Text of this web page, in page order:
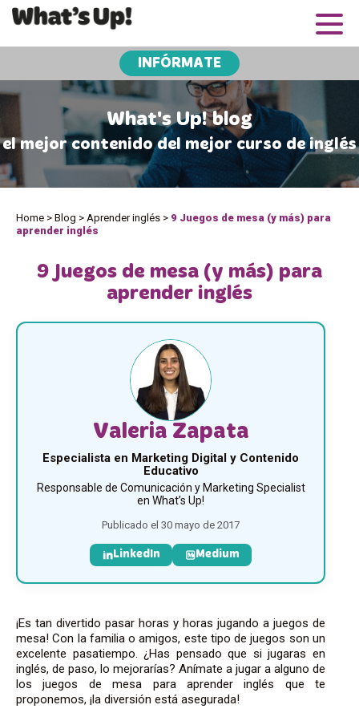
INFÓRMATE
What's Up! blog
el mejor contenido del mejor curso de inglés
Home > Blog > Aprender inglés > 9 Juegos de mesa (y más) para
aprender inglés
9 Juegos de mesa (y más) para
aprender inglés
Valeria Zapata
Especialista en Marketing Digital y Contenido
Educativo
Responsable de Comunicación y Marketing Specialist
en What’s Up!
Publicado el 30 mayo de 2017
LinkedIn Medium
¡Es tan divertido pasar horas y horas jugando a juegos de
mesa! Con la familia o amigos, este tipo de juegos son un
excelente pasatiempo. ¿Has pensado que si jugaras en
inglés, de paso, lo mejorarías? Anímate a jugar a alguno de
los juegos de mesa para aprender inglés que te
proponemos, ¡la diversión está asegurada!